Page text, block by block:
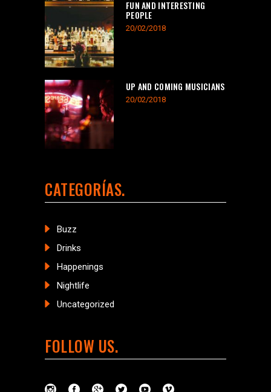
FUN AND INTERESTING
PEOPLE
20/02/2018
UP AND COMING MUSICIANS
20/02/2018
CATEGORÍAS
Buzz
Drinks
Happenings
Nightlife
Uncategorized
FOLLOW US